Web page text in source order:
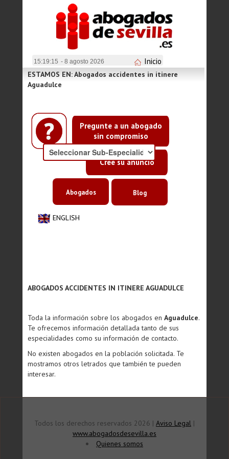
15:19:15 - 8 agosto 2026 Inicio
Pregunte a un abogado
sin compromiso
Cree su anuncio
ESTAMOS EN: Abogados accidentes in itinere
Aguadulce
ENGLISH
Abogados Blog
ABOGADOS ACCIDENTES IN ITINERE AGUADULCE
Toda la información sobre los abogados en Aguadulce.
Te ofrecemos información detallada tanto de sus
especialidades como su información de contacto.
No existen abogados en la población solicitada. Te
mostramos otros letrados que también te pueden
interesar.
Todos los derechos reservados 2026 | Aviso Legal |
www.abogadosdesevilla.es
Quienes somos